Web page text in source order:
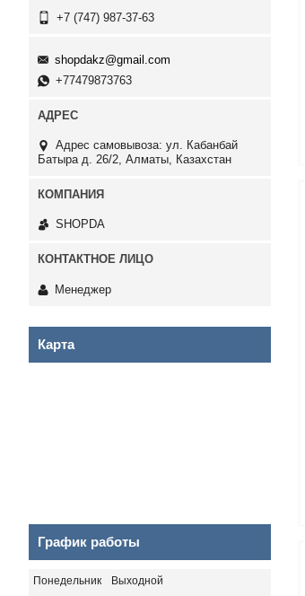
+7 (747) 987-37-63
shopdakz@gmail.com
+77479873763
Адрес самовывоза: ул. Кабанбай
Батыра д. 26/2, Алматы, Казахстан
SHOPDA
Менеджер
Карта
График работы
Понедельник
Выходной